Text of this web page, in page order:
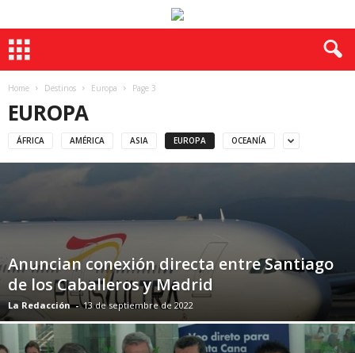
Home Destinos Europa Page 3
EUROPA
ÁFRICA AMÉRICA ASIA EUROPA OCEANÍA
Anuncian conexión directa entre Santiago
de los Caballeros y Madrid
La Redacción - 13 de septiembre de 2022